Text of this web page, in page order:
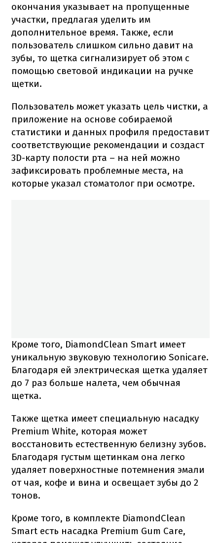
окончания указывает на пропущенные
участки, предлагая уделить им
дополнительное время. Также, если
пользователь слишком сильно давит на
зубы, то щетка сигнализирует об этом с
помощью световой индикации на ручке
щетки.
Пользователь может указать цель чистки, а
приложение на основе собираемой
статистики и данных профиля предоставит
соответствующие рекомендации и создаст
3D-карту полости рта – на ней можно
зафиксировать проблемные места, на
которые указал стоматолог при осмотре.
Кроме того, DiamondClean Smart имеет
уникальную звуковую технологию Sonicare.
Благодаря ей электрическая щетка удаляет
до 7 раз больше налета, чем обычная
щетка.
Также щетка имеет специальную насадку
Premium White, которая может
восстановить естественную белизну зубов.
Благодаря густым щетинкам она легко
удаляет поверхностные потемнения эмали
от чая, кофе и вина и освещает зубы до 2
тонов.
Кроме того, в комплекте DiamondClean
Smart есть насадка Premium Gum Care,